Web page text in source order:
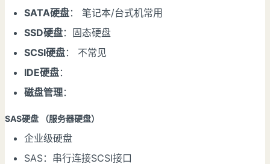
SATA硬盘： 笔记本/台式机常用
SSD硬盘：固态硬盘
SCSI硬盘： 不常见
IDE硬盘：
磁盘管理：
SAS硬盘 （服务器硬盘）
企业级硬盘
SAS：串行连接SCSI接口